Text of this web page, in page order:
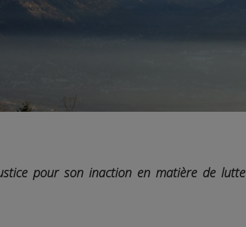
pour son inaction en matière de lutte